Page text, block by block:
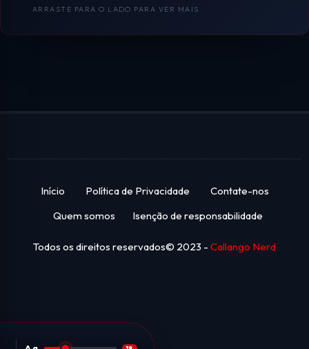
ARRASTE PARA O LADO PARA VER MAIS
Início Política de Privacidade
Contate-nos
Quem somos
Isenção de responsabilidade
Todos os direitos reservados© 2023 - Callango Nerd